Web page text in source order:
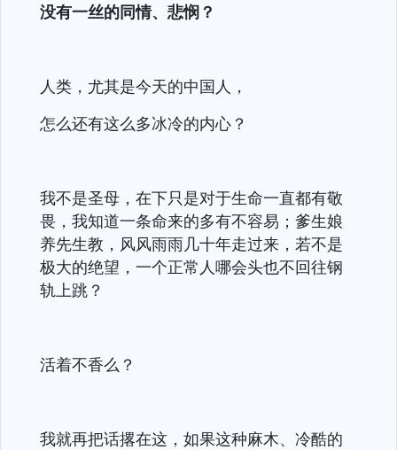
没有一丝的同情、悲悯？
人类，尤其是今天的中国人，
怎么还有这么多冰冷的内心？
我不是圣母，在下只是对于生命一直都有敬
畏，我知道一条命来的多有不容易；爹生娘
养先生教，风风雨雨几十年走过来，若不是
极大的绝望，一个正常人哪会头也不回往钢
轨上跳？
活着不香么？
我就再把话撂在这，如果这种麻木、冷酷的